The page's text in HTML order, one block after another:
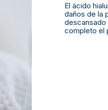
El ácido
daños de la
descansado
completo el